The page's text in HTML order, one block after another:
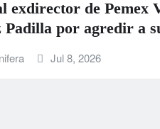
Pemex Víctor
a su pareja